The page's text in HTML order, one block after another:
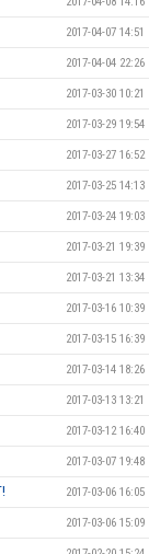
2017-04-07 14:51
2017-04-04 22:26
2017-03-30 10:21
2017-03-29 19:54
2017-03-27 16:52
2017-03-25 14:13
2017-03-24 19:03
2017-03-21 19:39
2017-03-21 13:34
2017-03-16 10:39
2017-03-15 16:39
2017-03-14 18:26
2017-03-13 13:21
2017-03-12 16:40
2017-03-07 19:48
2017-03-06 16:05
2017-03-06 15:09